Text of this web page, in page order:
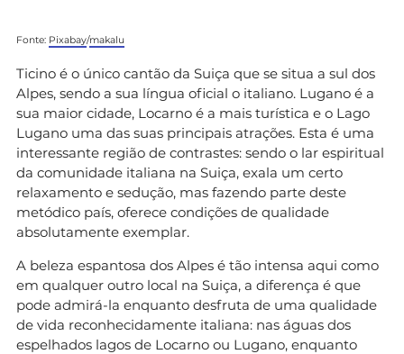
Fonte: Pixabay/makalu
Ticino é o único cantão da Suiça que se situa a sul dos
Alpes, sendo a sua língua oficial o italiano. Lugano é a
sua maior cidade, Locarno é a mais turística e o Lago
Lugano uma das suas principais atrações. Esta é uma
interessante região de contrastes: sendo o lar espiritual
da comunidade italiana na Suiça, exala um certo
relaxamento e sedução, mas fazendo parte deste
metódico país, oferece condições de qualidade
absolutamente exemplar.
A beleza espantosa dos Alpes é tão intensa aqui como
em qualquer outro local na Suiça, a diferença é que
pode admirá-la enquanto desfruta de uma qualidade
de vida reconhecidamente italiana: nas águas dos
espelhados lagos de Locarno ou Lugano, enquanto